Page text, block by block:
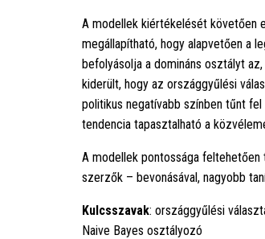
A modellek kiértékelését követően
megállapítható, hogy alapvetően a
befolyásolja a domináns osztályt
kiderült, hogy az országgyűlési
politikus negatívabb színben tűnt
tendencia tapasztalható a
A modellek pontossága
szerzők – bevonásával, nagyobb
Kulcsszavak: országgyűlési
Naive Bayes osztályozó